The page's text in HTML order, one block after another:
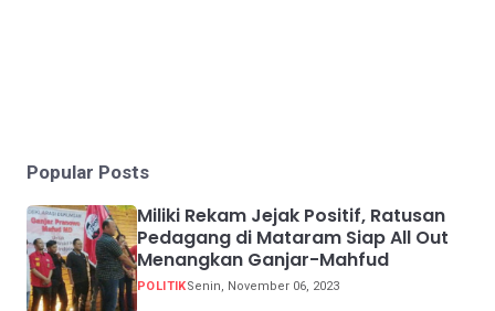
Popular Posts
Miliki Rekam Jejak Positif, Ratusan
Pedagang di Mataram Siap All Out
Menangkan Ganjar-Mahfud
POLITIKSenin, November 06, 2023